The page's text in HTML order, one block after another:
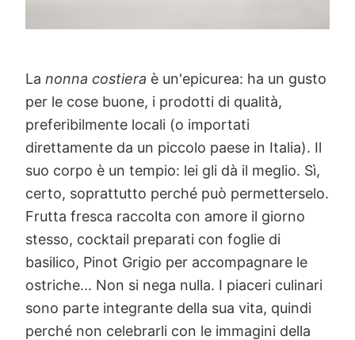
La nonna costiera è un'epicurea: ha un gusto
per le cose buone, i prodotti di qualità,
preferibilmente locali (o importati
direttamente da un piccolo paese in Italia). Il
suo corpo è un tempio: lei gli dà il meglio. Sì,
certo, soprattutto perché può permetterselo.
Frutta fresca raccolta con amore il giorno
stesso, cocktail preparati con foglie di
basilico, Pinot Grigio per accompagnare le
ostriche... Non si nega nulla. I piaceri culinari
sono parte integrante della sua vita, quindi
perché non celebrarli con le immagini della